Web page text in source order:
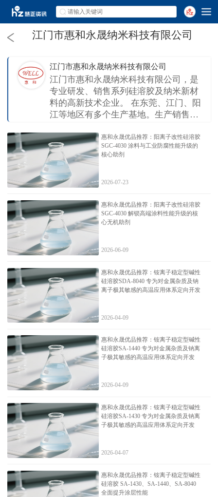
江门市惠和永晟纳米科技有限公司
江门市惠和永晟纳米科技有限公司
江门市惠和永晟纳米科技有限公司，是
专业研发、销售系列硅溶胶及纳米新材
料的高新技术企业。 在东莞、江门、阳
江等地区有多个生产基地。生产销售碱
余种规格的硅溶胶，销售网络覆盖全
国，并致力于向全球合作伙伴提供定制
化高品质硅溶胶及延伸产品。
惠和永晟优品推荐：阳离子改性硅溶胶
SGC-4030 涂料与工业防腐性能升级的
核心助剂
2026-07-23
惠和永晟优品推荐：阳离子改性硅溶胶
SGC-4030 解锁高端涂料性能升级的核
心无机助剂
2026-06-09
惠和永晟优品推荐：铵离子稳定型碱性
硅溶胶SDA-8040 专为对金属杂质及钠
离子极其敏感的高温应用体系定向开发
2026-04-09
惠和永晟优品推荐：铵离子稳定型碱性
硅溶胶SA-1440 专为对金属杂质及钠离
子极其敏感的高温应用体系定向开发
2026-04-09
惠和永晟优品推荐：铵离子稳定型碱性
硅溶胶SA-1430 专为对金属杂质及钠离
子极其敏感的高温应用体系定向开发
2026-04-07
惠和永晟优品推荐：铵离子稳定型碱性
硅溶胶 SA-1430、SA-1440、SA-8040
全面提升涂层性能